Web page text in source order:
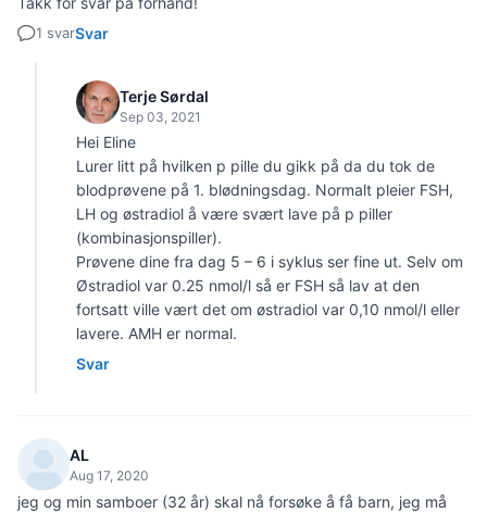
1 svarSvar
Terje Sørdal
Sep 03, 2021
Hei Eline
Lurer litt på hvilken p pille du gikk på da du tok de
blodprøvene på 1. blødningsdag. Normalt pleier FSH,
LH og østradiol å være svært lave på p piller
(kombinasjonspiller).
Prøvene dine fra dag 5 – 6 i syklus ser fine ut. Selv om
Østradiol var 0.25 nmol/l så er FSH så lav at den
fortsatt ville vært det om østradiol var 0,10 nmol/l eller
lavere. AMH er normal.
Svar
AL
Aug 17, 2020
jeg og min samboer (32 år) skal nå forsøke å få barn, jeg må